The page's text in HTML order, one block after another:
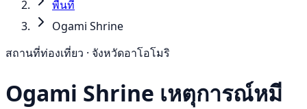
พื้นที่
Ogami Shrine
สถานที่ท่องเที่ยว · จังหวัดอาโอโมริ
Ogami Shrine เหตุการณ์หมี